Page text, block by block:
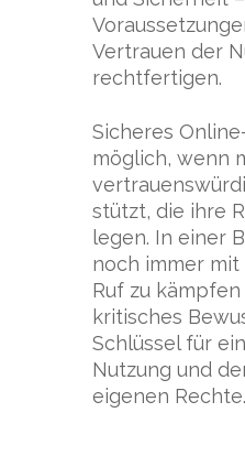
Vertrauen der
rechtfertigen.
Sicheres
möglich, wenn
stützt, die ihre
legen. In einer
noch immer
Ruf zu
kritisches
Schlüssel für
Nutzung und
eigenen Rechte.